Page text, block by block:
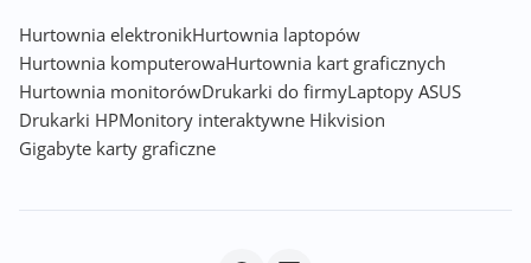
Hurtownia elektronikHurtownia laptopów
Hurtownia komputerowaHurtownia kart graficznych
Hurtownia monitorówDrukarki do firmyLaptopy ASUS
Drukarki HPMonitory interaktywne Hikvision
Gigabyte karty graficzne